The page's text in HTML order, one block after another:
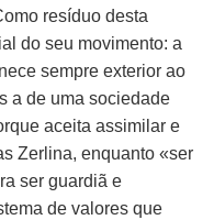
resíduo desta
do seu movimento: a
sempre exterior ao
a de uma sociedade
aceita assimilar e
Zerlina, enquanto «ser
ser guardiã e
de valores que